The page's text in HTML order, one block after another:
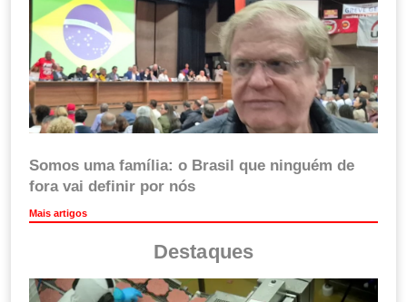
Somos uma família: o Brasil que ninguém de
fora vai definir por nós
Mais artigos
Destaques